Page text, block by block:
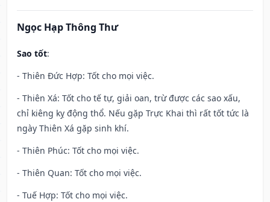
Ngọc Hạp Thông Thư
Sao tốt:
- Thiên Đức Hợp: Tốt cho mọi việc.
- Thiên Xá: Tốt cho tế tự, giải oan, trừ được các sao xấu,
chỉ kiêng kỵ động thổ. Nếu gặp Trực Khai thì rất tốt tức là
ngày Thiên Xá gặp sinh khí.
- Thiên Phúc: Tốt cho mọi việc.
- Thiên Quan: Tốt cho mọi việc.
- Tuế Hợp: Tốt cho mọi việc.